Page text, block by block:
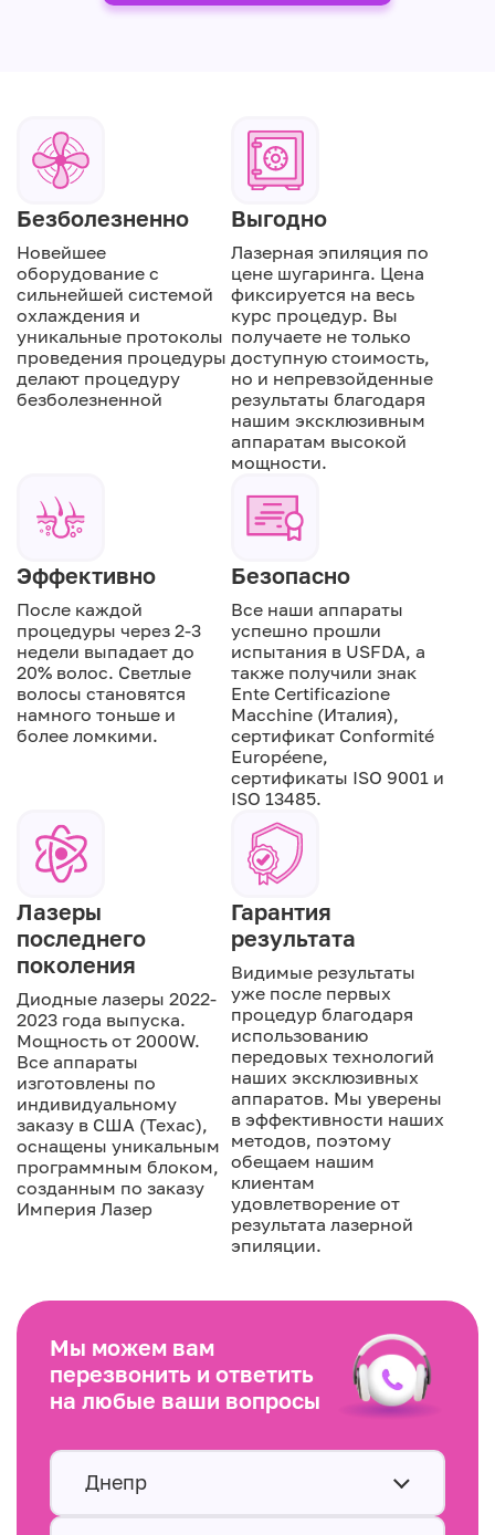
Безболезненно
Новейшее
оборудование с
сильнейшей системой
охлаждения и
уникальные протоколы
проведения процедуры
делают процедуру
безболезненной
Выгодно
Лазерная эпиляция по
цене шугаринга. Цена
фиксируется на весь
курс процедур. Вы
получаете не только
доступную стоимость,
но и непревзойденные
результаты благодаря
нашим эксклюзивным
аппаратам высокой
мощности.
Эффективно
После каждой
процедуры через 2-3
недели выпадает до
20% волос. Светлые
волосы становятся
намного тоньше и
более ломкими.
Безопасно
Все наши аппараты
успешно прошли
испытания в USFDA, а
также получили знак
Ente Certificazione
Macchine (Италия),
сертификат Conformité
Européene,
сертификаты ISO 9001 и
ISO 13485.
Лазеры
последнего
поколения
Диодные лазеры 2022-
2023 года выпуска.
Мощность от 2000W.
Все аппараты
изготовлены по
индивидуальному
заказу в США (Техас),
оснащены уникальным
программным блоком,
созданным по заказу
Империя Лазер
Гарантия
результата
Видимые результаты
уже после первых
процедур благодаря
использованию
передовых технологий
наших эксклюзивных
аппаратов. Мы уверены
в эффективности наших
методов, поэтому
обещаем нашим
клиентам
удовлетворение от
результата лазерной
эпиляции.
Мы можем вам
перезвонить и ответить
на любые ваши вопросы
Днепр